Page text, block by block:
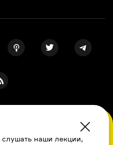
вы соглашаетесь
нами файлов
наши лекции,